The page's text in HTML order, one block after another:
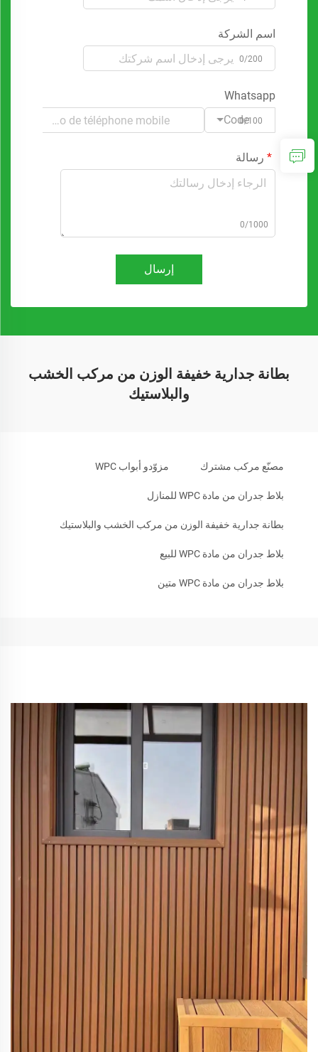
اسم الشركة
0/200
Whatsapp
Code0/100
رسالة
0/1000
إرسال
بطانة جدارية خفيفة الوزن من مركب الخشب
والبلاستيك
مصنّع مركب مشترك مزوّدو أبواب WPC
بلاط جدران من مادة WPC للمنازل
بطانة جدارية خفيفة الوزن من مركب الخشب والبلاستيك
بلاط جدران من مادة WPC للبيع
بلاط جدران من مادة WPC متين